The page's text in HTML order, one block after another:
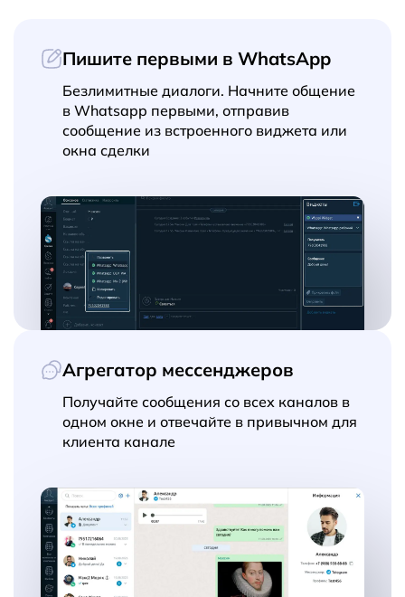
Пишите первыми в WhatsApp
Безлимитные диалоги. Начните общение
в Whatsapp первыми, отправив
сообщение из встроенного виджета или
окна сделки
Агрегатор мессенджеров
Получайте сообщения со всех каналов в
одном окне и отвечайте в привычном для
клиента канале